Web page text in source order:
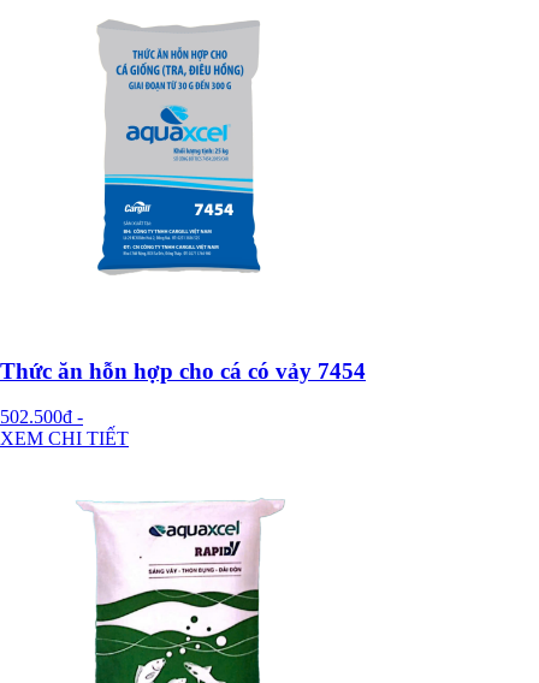
Thức ăn hỗn hợp cho cá có vảy 7454
502.500đ -
XEM CHI TIẾT